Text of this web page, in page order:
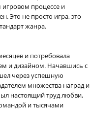
процессе и
Это не просто игра, это
жанра.
и потребовала
и дизайном. Начавшись с
через успешную
множества наград и
настоящий труд любви,
и тысячами